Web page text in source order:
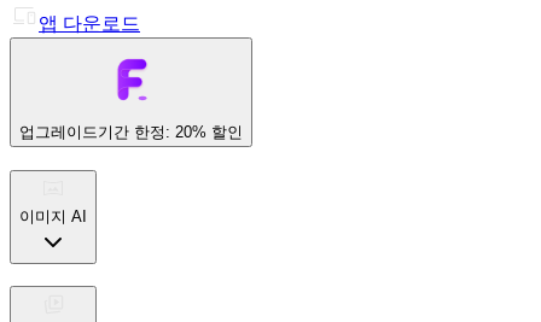
앱 다운로드
업그레이드기간 한정: 20% 할인
이미지 AI